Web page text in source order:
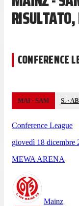
CONFERENCE
MAI · SAM S. ·
Conference League
giovedì 18 dicembre
MEWA ARENA
Mainz